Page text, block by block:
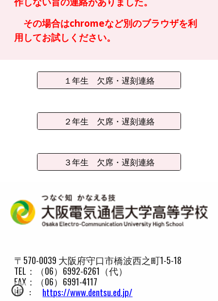
その場合はchromeなど別のブラウザを利
用してお試しください。
１年生 欠席・遅刻連絡
２年生 欠席・遅刻連絡
３年生 欠席・遅刻連絡
〒570-0039 大阪府守口市橋波西之町1-5-18
TEL：（06）6992-6261（代）
FAX：（06）6991-4117
HP : https://www.dentsu.ed.jp/